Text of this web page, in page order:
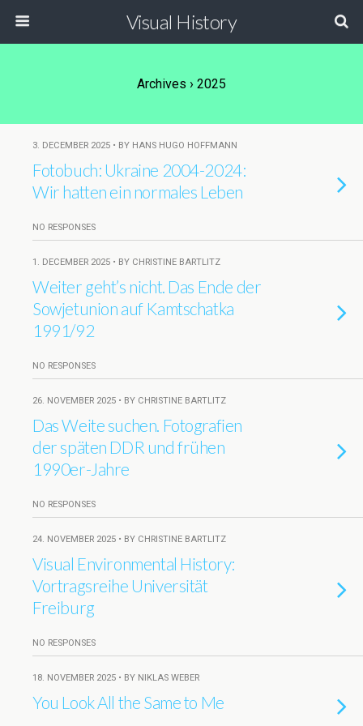
Visual History
Archives › 2025
3. DECEMBER 2025 • BY HANS HUGO HOFFMANN
Fotobuch: Ukraine 2004-2024:
Wir hatten ein normales Leben
NO RESPONSES
1. DECEMBER 2025 • BY CHRISTINE BARTLITZ
Weiter geht’s nicht. Das Ende der
Sowjetunion auf Kamtschatka
1991/92
NO RESPONSES
26. NOVEMBER 2025 • BY CHRISTINE BARTLITZ
Das Weite suchen. Fotografien
der späten DDR und frühen
1990er-Jahre
NO RESPONSES
24. NOVEMBER 2025 • BY CHRISTINE BARTLITZ
Visual Environmental History:
Vortragsreihe Universität
Freiburg
NO RESPONSES
18. NOVEMBER 2025 • BY NIKLAS WEBER
You Look All the Same to Me